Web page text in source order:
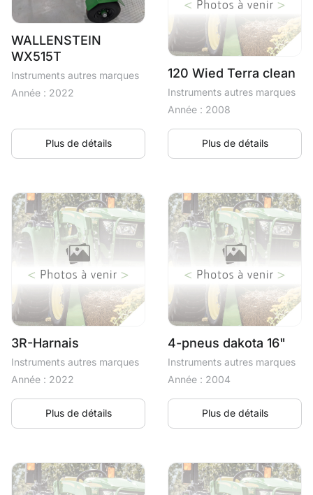
WALLENSTEIN
WX515T
Instruments autres marques
Année : 2022
Plus de détails
120 Wied Terra clean
Instruments autres marques
Année : 2008
Plus de détails
3R-Harnais
Instruments autres marques
Année : 2022
Plus de détails
4-pneus dakota 16"
Instruments autres marques
Année : 2004
Plus de détails